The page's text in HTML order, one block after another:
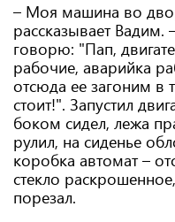
– Моя машина во
рассказывает
говорю: "Пап,
рабочие, аварийка
отсюда ее загоним в
стоит!". Запустил
боком сидел, лежа
рулил, на сиденье
коробка автомат –
стекло
порезал.